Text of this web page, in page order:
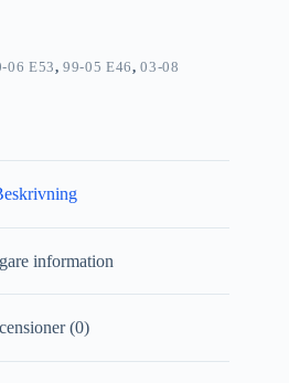
06 E53,99-05 E46,03-08
information
(0)